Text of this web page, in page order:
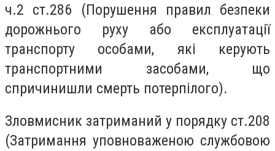
ч.2 ст.286 (Порушення правил безпеки
дорожнього руху або експлуатації
транспорту особами, які керують
транспортними засобами, що
спричинишли смерть потерпілого).
Зловмисник затриманий у порядку ст.208
(Затримання уповноваженою службовою